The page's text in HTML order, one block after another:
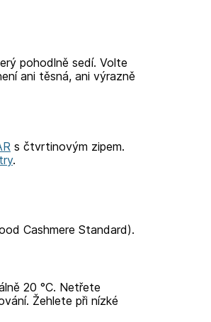
pohodlně sedí. Volte
ani těsná, ani výrazně
s čtvrtinovým zipem.
.
Cashmere Standard).
20 °C. Netřete
Žehlete při nízké